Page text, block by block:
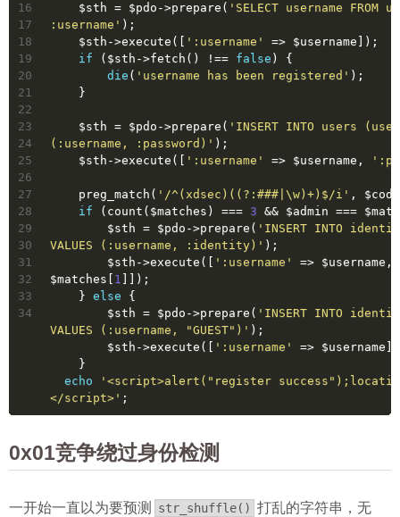
16
17
18
19
20
21
22
23
24
25
26
27
28
29
30
31
32
33
34
    $sth = $pdo->prepare(
'SELECT username FROM
:username' );
    $sth->execute([
':username'
=> $username]);
if ($sth->fetch() !== false ) {
die ( 'username has been registered' );
    }
    $sth = $pdo->prepare(
'INSERT INTO users
(:username, :password)' );
    $sth->execute([
':username' => $username,
    preg_match(
'/^(xdsec)((?:###|\w)+)$/i' ,
if (count($matches) === 3 && $admin ===
        $sth = $pdo->prepare(
'INSERT INTO
VALUES (:username, :identity)' );
        $sth->execute([
':username'
=> $username,
$matches[ 1 ]]);
    }
else {
        $sth = $pdo->prepare(
'INSERT INTO
VALUES (:username, "GUEST")' );
        $sth->execute([
':username'
=>
    }
echo
'<script>alert("register
</script>' ;
0x01竞争绕过身份检测
一开始一直以为要预测 str_shuffle() 打乱的字符串，无